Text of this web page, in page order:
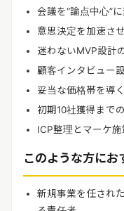
会議を“論点中心”
意思決定を加速さ
迷わないMVP設計
顧客インタビュー
妥当な価格帯を導
初期10社獲得まで
ICP整理とマーケ
このような方にお
新規事業を任され